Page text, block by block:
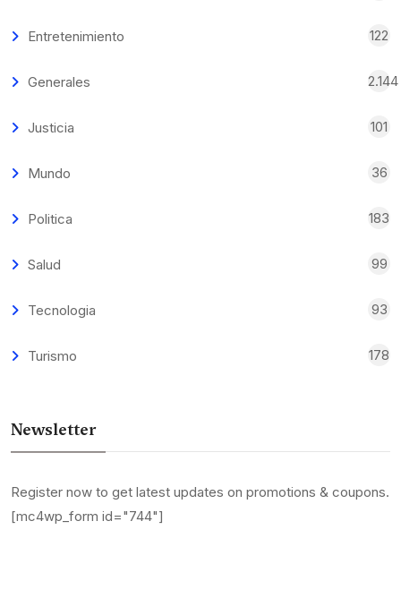
Entretenimiento 122
Generales 2.144
Justicia 101
Mundo 36
Politica 183
Salud 99
Tecnologia 93
Turismo 178
Newsletter
Register now to get latest updates on promotions & coupons.
[mc4wp_form id="744"]